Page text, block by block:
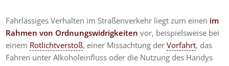
Fahrlässiges Verhalten im Straßenverkehr liegt zum einen im
Rahmen von Ordnungswidrigkeiten vor, beispielsweise bei
einem Rotlichtverstoß, einer Missachtung derVorfahrt, das
Fahren unter Alkoholeinfluss oder die Nutzung des Handys